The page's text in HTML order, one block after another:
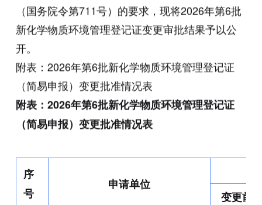
（国务院令第711号）的要求，现将2026年第6批
新化学物质环境管理登记证变更审批结果予以公
开。
附表：2026年第6批新化学物质环境管理登记证
（简易申报）变更批准情况表
附表： 2026年第6批新化学物质环境管理登记证
（简易申报）变更批准情况表
序
号
申请单位
变更前